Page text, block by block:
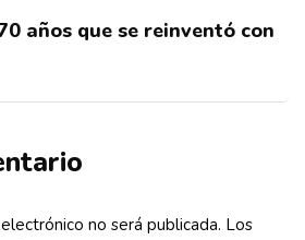
años que se reinventó con
no será publicada. Los